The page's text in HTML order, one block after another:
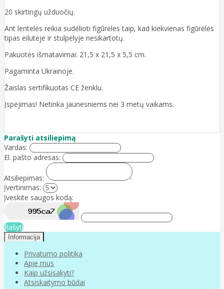
20 skirtingų užduočių.
Ant lentelės reikia sudėlioti figūrėles taip, kad kiekvienas figūrėlės
tipas eilutėje ir stulpelyje nesikartotų.
Pakuotės išmatavimai: 21,5 x 21,5 x 5,5 cm.
Pagaminta Ukrainoje.
Žaislas sertifikuotas CE ženklu.
Įspėjimas! Netinka jaunesniems nei 3 metų vaikams.
Parašyti atsiliepimą
Vardas:
El. pašto adresas:
Atsiliepimas:
Įvertinimas:
Įveskite saugos kodą:
Rašyti
Informacija
Privatumo politika
Apie mus
Kaip užsisakyti?
Atsiskaitymo būdai